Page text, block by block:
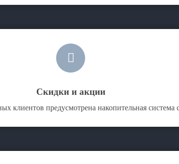
Скидки и акции
клиентов предусмотрена накопительная система